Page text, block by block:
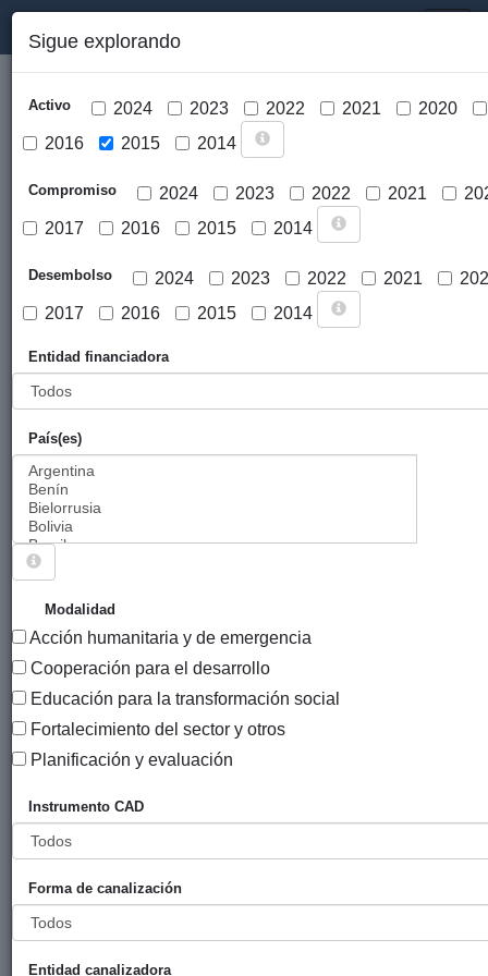
Cargar mapa
Sigue explorando
Activo 2024 2023 2022 2021
2020
2016
2015 2014
Compromiso 2024 2023 2022 2021
2017
2016 2015 2014
Desembolso 2024 2023 2022 2021
2017
2016 2015 2014
Entidad financiadora
País(es)
Modalidad
Acción humanitaria y de emergencia
Cooperación para el desarrollo
Educación para la transformación social
Fortalecimiento del sector y otros
Planificación y evaluación
Instrumento CAD
Forma de canalización
Entidad canalizadora
PROYECTOS VIGENTES EN 2015.
957 PROYECTOS
Título
Entidad
financiadora
Entidad
Propuestas
económicas
transformadoras
andina
Vasco
y